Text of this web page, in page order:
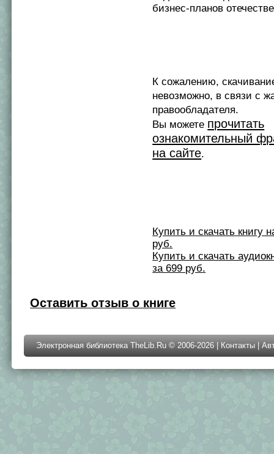
бизнес-планов
К сожалению,
невозможно, в связи с
правообладателя.
Вы можете прочитать
ознакомительный
на сайте.
Купить и скачать книгу
руб.
Купить и скачать
за 699 руб.
Оставить отзыв о книге
Электронная библиотека TheLib.Ru © 2006-2026 | Контакты |